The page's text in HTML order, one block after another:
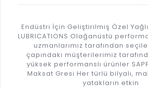
Endüstri İçin Geliştirilmiş Özel
LUBRICATIONS Olağanüstü
uzmanlarımız tarafından
çapındaki müşterilerimiz
yüksek performanslı ürünler
Maksat Gresi Her türlü bilyalı,
yatakların etkin